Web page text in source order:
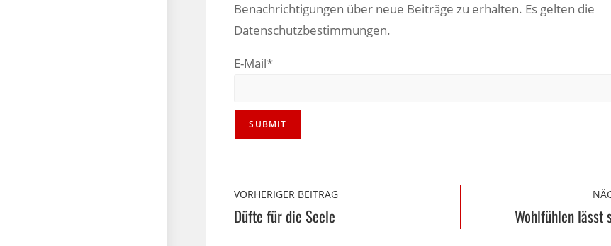
Benachrichtigungen über neue Beiträge zu erhalten. Es gelten die
Datenschutzbestimmungen.
E-Mail*
VORHERIGER BEITRAG
Düfte für die Seele Wohlfühlen lässt